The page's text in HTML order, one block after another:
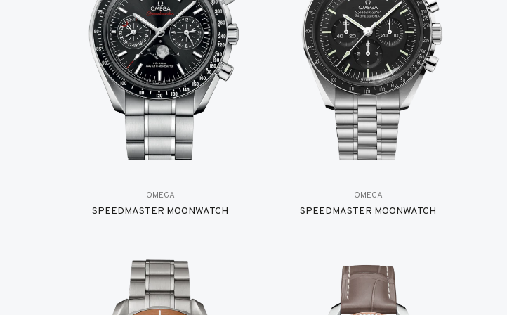
OMEGA
SPEEDMASTER MOONWATCH
OMEGA
SPEEDMASTER MOONWATCH